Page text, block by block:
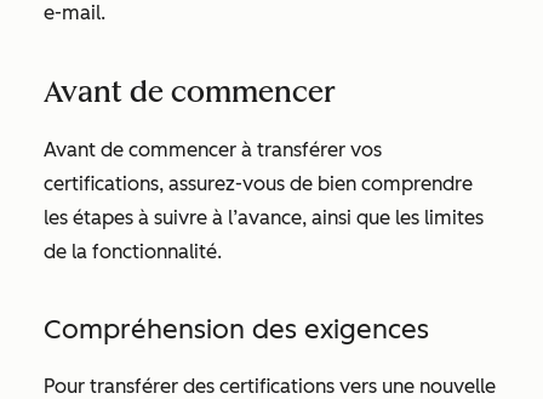
e-mail.
Avant de commencer
Avant de commencer à transférer vos
certifications, assurez-vous de bien comprendre
les étapes à suivre à l’avance, ainsi que les limites
de la fonctionnalité.
Compréhension des exigences
Pour transférer des certifications vers une nouvelle